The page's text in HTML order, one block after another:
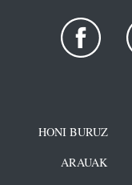
HONI BURUZ
ARAUAK